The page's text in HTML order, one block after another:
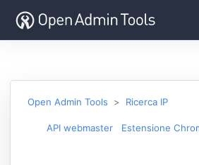
Open Admin Tools Ricerca IP
API webmaster Estensione